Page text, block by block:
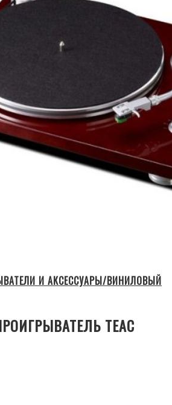
И АКСЕССУАРЫ/ВИНИЛОВЫЙ
TEAC